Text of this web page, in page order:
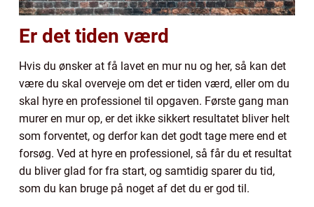
Er det tiden værd
Hvis du ønsker at få lavet en mur nu og her, så kan det
være du skal overveje om det er tiden værd, eller om du
skal hyre en professionel til opgaven. Første gang man
murer en mur op, er det ikke sikkert resultatet bliver helt
som forventet, og derfor kan det godt tage mere end et
forsøg. Ved at hyre en professionel, så får du et resultat
du bliver glad for fra start, og samtidig sparer du tid,
som du kan bruge på noget af det du er god til.